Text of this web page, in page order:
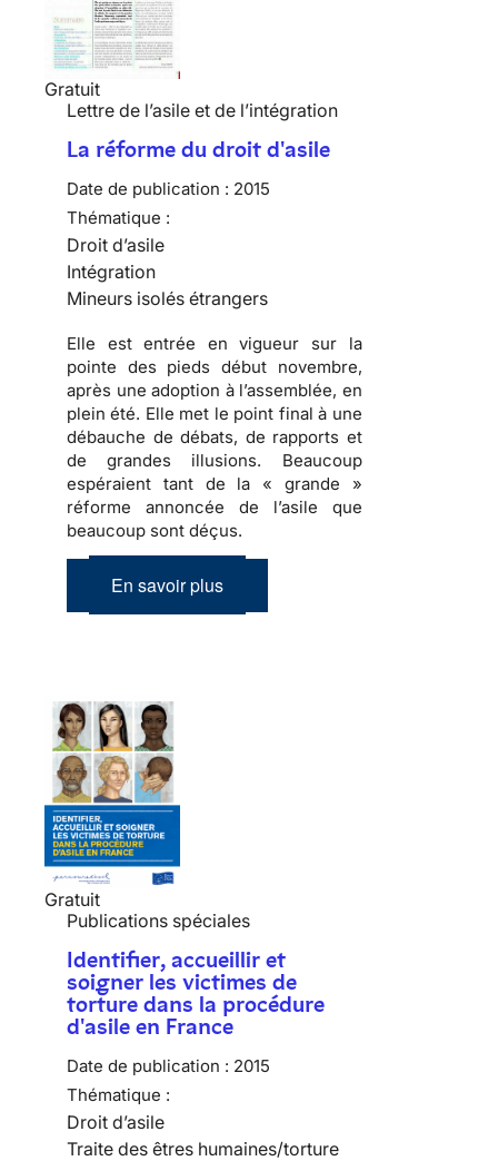
Gratuit
Lettre de l’asile et de l’intégration
La réforme du droit d'asile
Date de publication : 2015
Thématique :
Droit d’asile
Intégration
Mineurs isolés étrangers
Elle est entrée en vigueur sur la
pointe des pieds début novembre,
après une adoption à l’assemblée, en
plein été. Elle met le point final à une
débauche de débats, de rapports et
de grandes illusions. Beaucoup
espéraient tant de la « grande »
réforme annoncée de l’asile que
beaucoup sont déçus.
En savoir plus
Gratuit
Publications spéciales
Identifier, accueillir et
soigner les victimes de
torture dans la procédure
d'asile en France
Date de publication : 2015
Thématique :
Droit d’asile
Traite des êtres humaines/torture